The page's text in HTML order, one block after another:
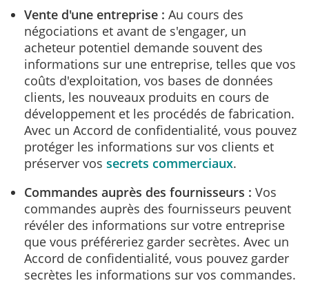
Vente d'une entreprise : Au cours des
négociations et avant de s'engager, un
acheteur potentiel demande souvent des
informations sur une entreprise, telles que vos
coûts d'exploitation, vos bases de données
clients, les nouveaux produits en cours de
développement et les procédés de fabrication.
Avec un Accord de confidentialité, vous pouvez
protéger les informations sur vos clients et
préserver vos secrets commerciaux.
Commandes auprès des fournisseurs : Vos
commandes auprès des fournisseurs peuvent
révéler des informations sur votre entreprise
que vous préféreriez garder secrètes. Avec un
Accord de confidentialité, vous pouvez garder
secrètes les informations sur vos commandes.